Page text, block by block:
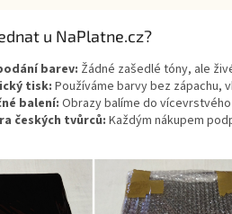
u NaPlatne.cz?
barev: Žádné zašedlé tóny, ale
tisk: Používáme barvy bez zápachu,
balení: Obrazy balíme do
českých tvůrců: Každým nákupem